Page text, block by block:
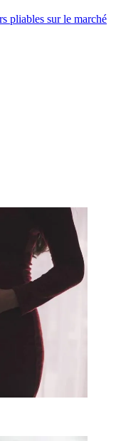
pliables sur le marché